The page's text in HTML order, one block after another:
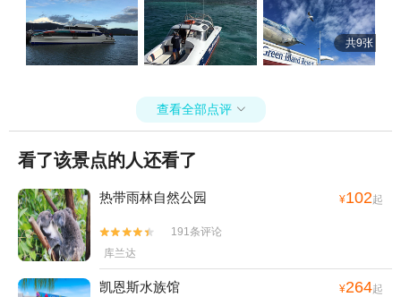
共9张
查看全部点评 
看了该景点的人还看了
热带雨林自然公园 ¥102起


191条评论
库兰达
凯恩斯水族馆 ¥264起